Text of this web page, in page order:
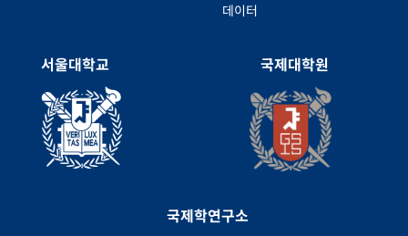
데이터
서울대학교 국제대학원
국제학연구소